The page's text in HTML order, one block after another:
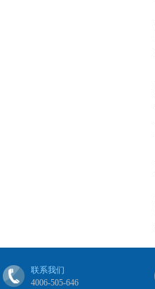
联系我们
4006-505-646